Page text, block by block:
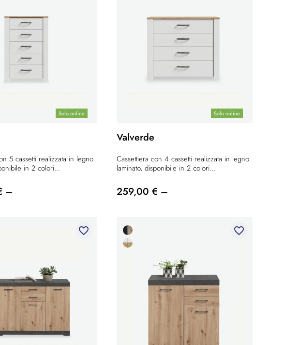
Solo online
5 cassetti realizzata in legno
in 2 colori...
–
Solo online
Valverde
Cassettiera con 4 cassetti realizzata in legno
laminato, disponibile in 2 colori...
259,00 € –
favorite_border favorite_border